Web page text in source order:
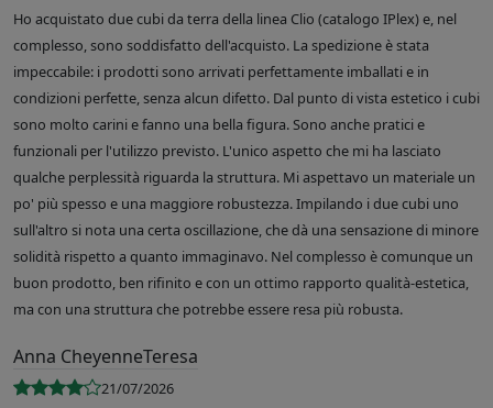
Ho acquistato due cubi da terra della linea Clio (catalogo IPlex) e, nel
complesso, sono soddisfatto dell'acquisto. La spedizione è stata
impeccabile: i prodotti sono arrivati perfettamente imballati e in
condizioni perfette, senza alcun difetto. Dal punto di vista estetico i cubi
sono molto carini e fanno una bella figura. Sono anche pratici e
funzionali per l'utilizzo previsto. L'unico aspetto che mi ha lasciato
qualche perplessità riguarda la struttura. Mi aspettavo un materiale un
po' più spesso e una maggiore robustezza. Impilando i due cubi uno
sull'altro si nota una certa oscillazione, che dà una sensazione di minore
solidità rispetto a quanto immaginavo. Nel complesso è comunque un
buon prodotto, ben rifinito e con un ottimo rapporto qualità-estetica,
ma con una struttura che potrebbe essere resa più robusta.
Anna CheyenneTeresa
21/07/2026